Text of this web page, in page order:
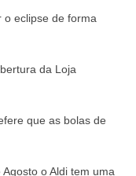
o eclipse de forma
da Loja
que as bolas de
o Aldi tem uma